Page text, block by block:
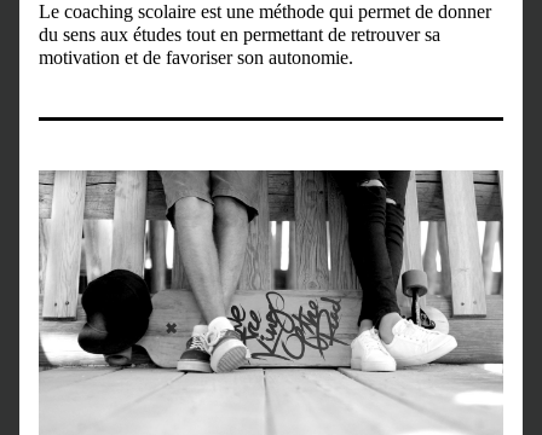
Le coaching scolaire est une méthode qui permet de donner
du sens aux études tout en permettant de retrouver sa
motivation et de favoriser son autonomie.